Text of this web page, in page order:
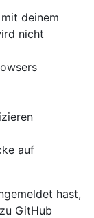
deinem
nicht
auf
hast,
GitHub